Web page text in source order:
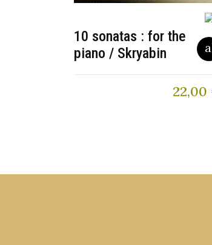
10 sonatas : for the
piano / Skryabin
22,00